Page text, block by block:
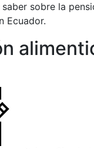
sobre la
Ecuador.